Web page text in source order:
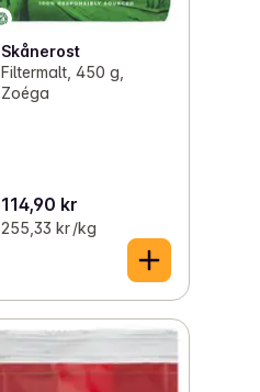
Skånerost
Filtermalt, 450 g,
Zoéga
114,90 kr
255,33 kr /kg